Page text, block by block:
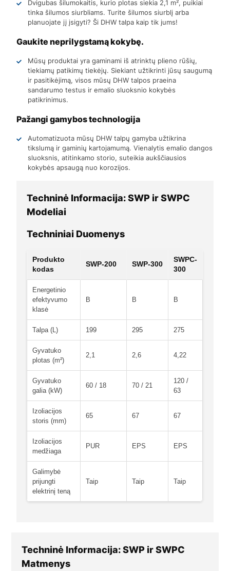
Dvigubas šilumokaitis, kurio plotas siekia 2,1 m², puikiai
tinka šilumos siurbliams. Turite šilumos siurblį arba
planuojate jį įsigyti? Ši DHW talpa kaip tik jums!
Gaukite neprilygstamą kokybę.
Mūsų produktai yra gaminami iš atrinktų plieno rūšių,
tiekiamų patikimų tiekėjų. Siekiant užtikrinti jūsų saugumą
ir pasitikėjimą, visos mūsų DHW talpos praeina
sandarumo testus ir emalio sluoksnio kokybės
patikrinimus.
Pažangi gamybos technologija
Automatizuota mūsų DHW talpų gamyba užtikrina
tikslumą ir gaminių kartojamumą. Vienalytis emalio dangos
sluoksnis, atitinkamo storio, suteikia aukščiausios
kokybės apsaugą nuo korozijos.
Techninė Informacija: SWP ir SWPC
Modeliai
Techniniai Duomenys
Produkto
kodas
SWP-200 SWP-300
SWPC-
300
Energetinio
efektyvumo
klasė
B B B
Talpa (L) 199 295 275
Gyvatuko
plotas (m²)
2,1 2,6 4,22
Gyvatuko
galia (kW)
60 / 18 70 / 21
120 /
63
Izoliacijos
storis (mm)
65 67 67
Izoliacijos
medžiaga
PUR EPS EPS
Galimybė
prijungti
elektrinį teną
Taip Taip Taip
Techninė Informacija: SWP ir SWPC
Matmenys